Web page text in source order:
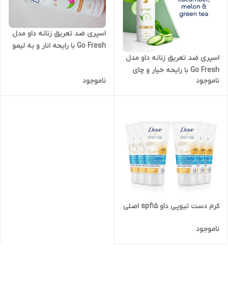
اسپری ضد تعریق زنانه داو مدل
Go Fresh با رایحه خیار و چای
سبز
ناموجود
اسپری ضد تعریق زنانه داو مدل
Go Fresh با رایحه انار و به لیمو
ناموجود
کرم دست تیوپی داو spf15 اصلی
ناموجود